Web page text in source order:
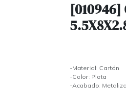
-Material: Cartón
-Color: Plata
-Acabado: